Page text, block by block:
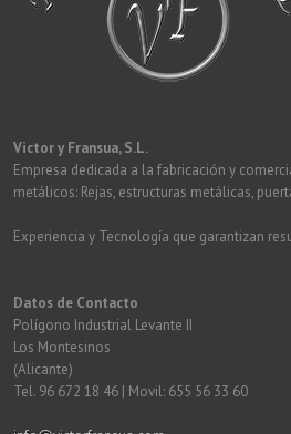
Victor y Fransua, S.L.
Empresa dedicada a la fabricación y
metálicos: Rejas, estructuras metálicas,
Experiencia y Tecnología que garantizan
Datos de Contacto
Polígono Industrial Levante II
Los Montesinos
(Alicante)
Tel. 96 672 18 46 | Movil: 655 56 33 60